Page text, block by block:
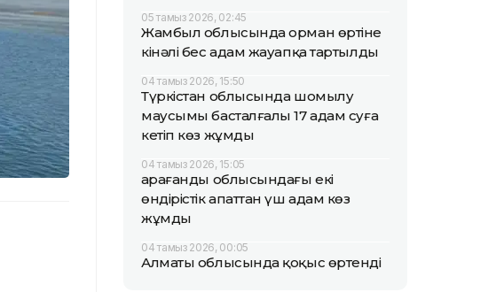
05 тамыз 2026, 02:45
Жамбыл облысында орман өртіне
кінәлі бес адам жауапқа тартылды
04 тамыз 2026, 15:50
Түркістан облысында шомылу
маусымы басталғалы 17 адам суға
кетіп көз жұмды
04 тамыз 2026, 15:05
Қарағанды облысындағы екі
өндірістік апаттан үш адам көз
жұмды
04 тамыз 2026, 00:05
Алматы облысында қоқыс өртенді